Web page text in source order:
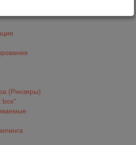
(Ринзеры)
box"